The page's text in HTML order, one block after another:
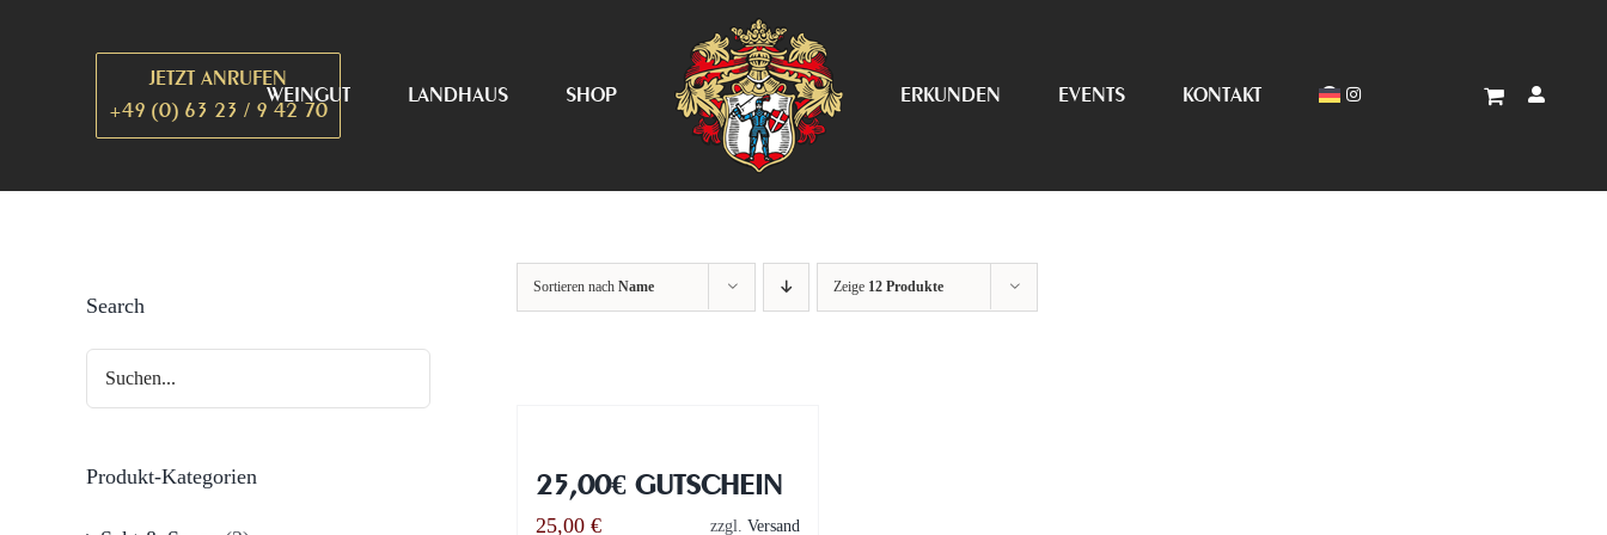
JETZT ANRUFEN
+49 (0) 63 23 / 9 42 70
WEINGUT LANDHAUS SHOP ERKUNDEN EVENTS KONTAKT
Sortieren nach Name Zeige 12 Produkte
25,00€ GUTSCHEIN
25,00 € zzgl.Versand
Search
Produkt-Kategorien